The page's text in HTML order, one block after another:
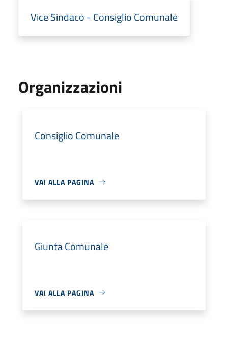
Vice Sindaco - Consiglio Comunale
Organizzazioni
Consiglio Comunale
VAI ALLA PAGINA
Giunta Comunale
VAI ALLA PAGINA